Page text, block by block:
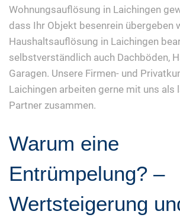
Wohnungsauflösung in Laichingen
dass Ihr Objekt besenrein übergeben
Haushaltsauflösung in Laichingen
selbstverständlich auch Dachböden,
Garagen. Unsere Firmen- und
Laichingen arbeiten gerne mit uns als
Partner zusammen.
Warum eine
Entrümpelung? –
Wertsteigerung